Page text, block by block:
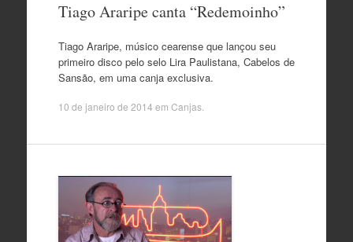
Tiago Araripe canta “Redemoinho”
Tiago Araripe, músico cearense que lançou seu
primeiro disco pelo selo Lira Paulistana, Cabelos de
Sansão, em uma canja exclusiva.
10 de janeiro de 2014 em Canjas.